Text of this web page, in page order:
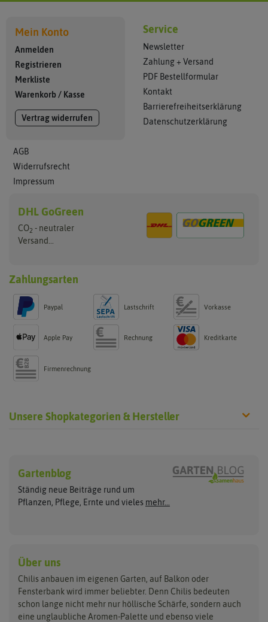
Mein Konto
Anmelden
Registrieren
Merkliste
Warenkorb / Kasse
Vertrag widerrufen
AGB
Widerrufsrecht
Impressum
Service
Newsletter
Zahlung + Versand
PDF Bestellformular
Kontakt
Barrierefreiheitserklärung
Datenschutzerklärung
DHL GoGreen
CO2 - neutraler
Versand...
Zahlungsarten
Paypal Lastschrift Vorkasse
Apple Pay Rechnung Kreditkarte
Firmenrechnung
Unsere Shopkategorien & Hersteller
Wilde Sorten
Asiatische Sorten
Jalapenosamen
Habanerosamen
Asien Chilipflanzen
Habaneropflanzen
Jalapenopflanzen
Anzucht, Kultivierung
& Ernte
Arche Noah
ASB Greenworld
Buzzy Seeds
Carl Pabst
COMPO
Culinaris - Saatgut für
De Bolster Bio-Samen
Gusta Garden
Jiffy
Gartenblog
Ständig neue Beiträge rund um
Pflanzen, Pflege, Ernte und vieles mehr...
Über uns
Chilis anbauen im eigenen Garten, auf Balkon oder
Fensterbank wird immer beliebter. Denn Chilis bedeuten
schon lange nicht mehr nur höllische Schärfe, sondern auch
eine unglaubliche Aromen-Palette und ebenso viele